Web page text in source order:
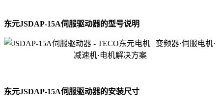
东元JSDAP-15A伺服驱动器的型号说明
东元JSDAP-15A伺服驱动器的安装尺寸